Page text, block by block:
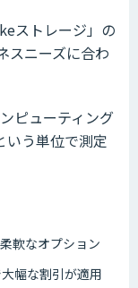
ストレージ」の
スニーズに合わ
ピューティング
いう単位で測定
軟なオプション
幅な割引が適用